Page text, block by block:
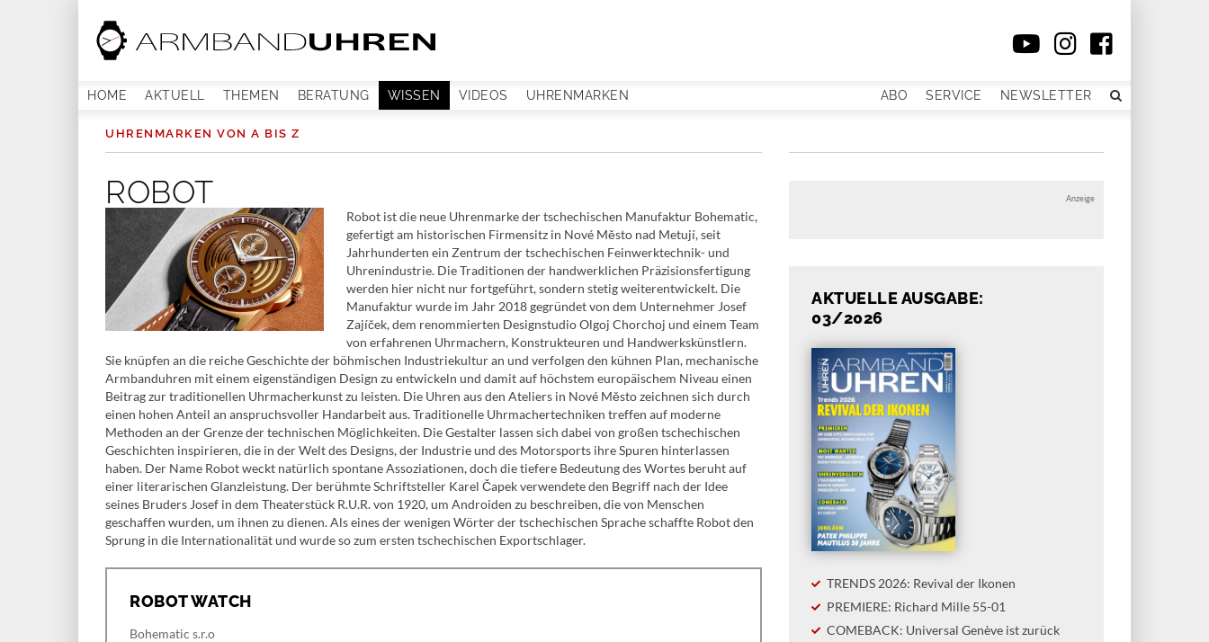
HOME AKTUELL THEMEN BERATUNG WISSEN VIDEOS UHRENMARKEN ABO SERVICE NEWSLETTER
UHRENMARKEN VON A BIS Z
ROBOT
Robot ist die neue Uhrenmarke der tschechischen Manufaktur Bohematic,
gefertigt am historischen Firmensitz in Nové Město nad Metují, seit
Jahrhunderten ein Zentrum der tschechischen Feinwerktechnik- und
Uhrenindustrie. Die Traditionen der handwerklichen Präzisionsfertigung
werden hier nicht nur fortgeführt, sondern stetig weiterentwickelt. Die
Manufaktur wurde im Jahr 2018 gegründet von dem Unternehmer Josef
Zajíček, dem renommierten Designstudio Olgoj Chorchoj und einem Team
von erfahrenen Uhrmachern, Konstrukteuren und Handwerkskünstlern.
Sie knüpfen an die reiche Geschichte der böhmischen Industriekultur an und verfolgen den kühnen Plan, mechanische
Armbanduhren mit einem eigenständigen Design zu entwickeln und damit auf höchstem europäischem Niveau einen
Beitrag zur traditionellen Uhrmacherkunst zu leisten. Die Uhren aus den Ateliers in Nové Město zeichnen sich durch
einen hohen Anteil an anspruchsvoller Handarbeit aus. Traditionelle Uhrmachertechniken treffen auf moderne
Methoden an der Grenze der technischen Möglichkeiten. Die Gestalter lassen sich dabei von großen tschechischen
Geschichten inspirieren, die in der Welt des Designs, der Industrie und des Motorsports ihre Spuren hinterlassen
haben. Der Name Robot weckt natürlich spontane Assoziationen, doch die tiefere Bedeutung des Wortes beruht auf
einer literarischen Glanzleistung. Der berühmte Schriftsteller Karel Čapek verwendete den Begriff nach der Idee
seines Bruders Josef in dem Theaterstück R.U.R. von 1920, um Androiden zu beschreiben, die von Menschen
geschaffen wurden, um ihnen zu dienen. Als eines der wenigen Wörter der tschechischen Sprache schaffte Robot den
Sprung in die Internationalität und wurde so zum ersten tschechischen Exportschlager.
ROBOT WATCH
Bohematic s.r.o
Anzeige
AKTUELLE AUSGABE:
03/2026
TRENDS 2026: Revival der Ikonen
PREMIERE: Richard Mille 55-01
COMEBACK: Universal Genève ist zurück